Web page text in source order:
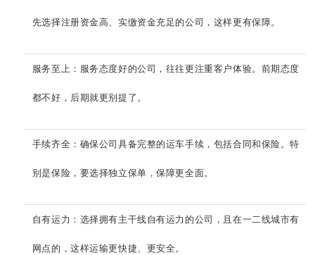
先选择注册资金高、实缴资金充足的公司，这样更有保障。
服务至上：服务态度好的公司，往往更注重客户体验。前期态度
都不好，后期就更别提了。
手续齐全：确保公司具备完整的运车手续，包括合同和保险。特
别是保险，要选择独立保单，保障更全面。
自有运力：选择拥有主干线自有运力的公司，且在一二线城市有
网点的，这样运输更快捷、更安全。